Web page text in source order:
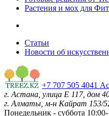
Растения и мох для
Статьи
Новости об
+7 707 505 4041
г. Астана, улица Е 117, дом
г. Алматы, м-н Кайрат 153/
Понедельник - суббота